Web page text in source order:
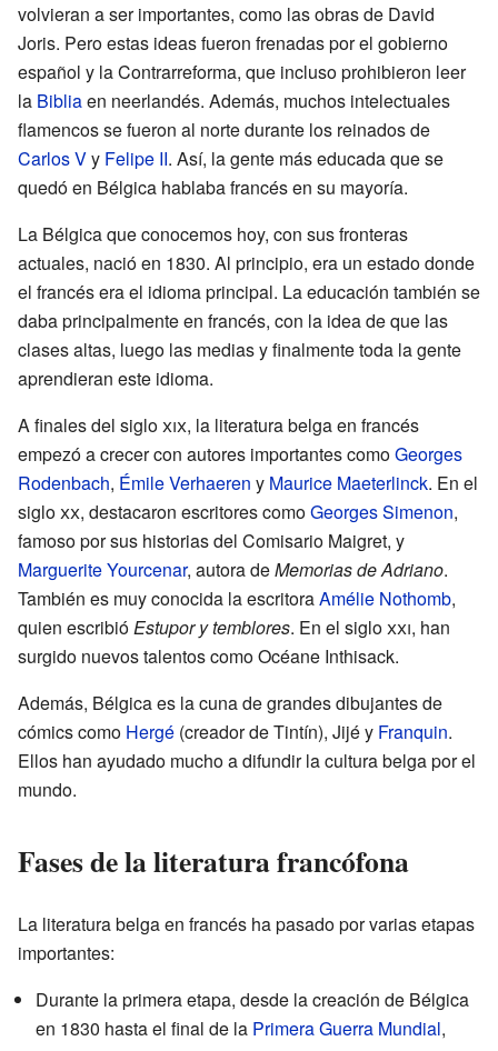
volvieran a ser importantes, como las obras de David
Joris. Pero estas ideas fueron frenadas por el gobierno
español y la Contrarreforma, que incluso prohibieron leer
la Bibliaen neerlandés. Además, muchos intelectuales
flamencos se fueron al norte durante los reinados de
Carlos Vy Felipe II. Así, la gente más educada que se
quedó en Bélgica hablaba francés en su mayoría.
La Bélgica que conocemos hoy, con sus fronteras
actuales, nació en 1830. Al principio, era un estado donde
el francés era el idioma principal. La educación también se
daba principalmente en francés, con la idea de que las
clases altas, luego las medias y finalmente toda la gente
aprendieran este idioma.
A finales del sigloxix, la literatura belga en francés
empezó a crecer con autores importantes comoGeorges
Rodenbach, Émile Verhaeren y Maurice Maeterlinck. En el
sigloxx, destacaron escritores comoGeorges Simenon,
famoso por sus historias del Comisario Maigret, y
Marguerite Yourcenar, autora deMemorias de Adriano.
También es muy conocida la escritoraAmélie Nothomb,
quien escribióEstupor y temblores. En el sigloxxi, han
surgido nuevos talentos como Océane Inthisack.
Además, Bélgica es la cuna de grandes dibujantes de
cómics como Hergé (creador de Tintín), Jijé y Franquin.
Ellos han ayudado mucho a difundir la cultura belga por el
mundo.
Fases de la literatura francófona
La literatura belga en francés ha pasado por varias etapas
importantes:
Durante la primera etapa, desde la creación de Bélgica
en 1830 hasta el final de la Primera Guerra Mundial,